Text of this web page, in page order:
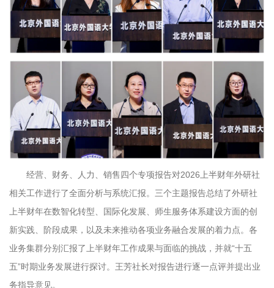
经营、财务、人力、销售四个专项报告对2026上半财年外研社
相关工作进行了全面分析与系统汇报。三个主题报告总结了外研社
上半财年在数智化转型、国际化发展、师生服务体系建设方面的创
新实践、阶段成果，以及未来推动各项业务融合发展的着力点。各
业务集群分别汇报了上半财年工作成果与面临的挑战，并就“十五
五”时期业务发展进行探讨。王芳社长对报告进行逐一点评并提出业
务指导意见。